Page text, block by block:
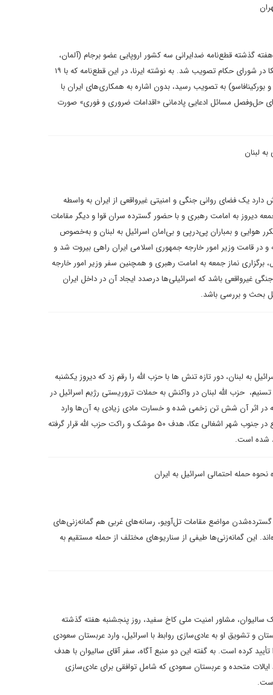
گذشته قطع‌نامه ضدایرانی سه کشور اروپایی عضو برجام (آلمان،
فرانسه و انگلستان) با حمایت سیاسی ایالات متحده آمریکا در شورای حکام تصویب شد. به نوشته ایرنا، در این قطع‌نامه که با ۱۹
و بورکینافاسو) به تصویب رسید، بدون اشاره به همکاری‌های ایران با
حل‌وفصل مسائل ادعایی پادمانی «اقدامات ضروری و فوری» صورت
لبنان
وعده صادق ۲، اسرائیل تلاش دارد یک فضای روانی جنگی و امنیتی غیرواقعی از ایران به واسطه
دیروز به امامت رهبری و با حضور گسترده سران قوا و دیگر مقامات
هوایی و بمباران پی‌در‌پی و بی‌امان اسرائیل به لبنان و به‌خصوص
در قامت وزیر امور خارجه جمهوری اسلامی ایران راهی بیروت شد و
برگزاری نماز جمعه به امامت رهبری و همچنین سفر وزیر امور خارجه
غیرواقعی باشد که اسرائیلی‌ها درصدد ایجاد آن در داخل ایران
بحث و بررسی باشد.
به لبنان، دور تازه تنش ها با حزب الله را رقم زد که دیروز یکشنبه
حزب الله لبنان در واکنش به حملات تروریستی رژیم اسرائیل در
که در اثر آن شش تن زخمی شده و خسارت مادی زیادی به آن‌ها وارد
شده است. در یک مورد از این حملات، شهرک کریوت واقع در جنوب شهر اشغالی عکا، هدف ۵۰ موشک و راکت حزب الله قرار گرفته
شده است.
حمله احتمالی اسرائیل به ایران
گسترده‌شدن مواضع مقامات تل‌آویو، رسانه‌های غربی هم گمانه‌زنی‌های
این گمانه‌زنی‌ها طیفی از سناریوهای مختلف از حمله مستقیم به
مشاور امنیت ملی کاخ سفید، روز پنجشنبه هفته گذشته
و تشویق او به عادی‌سازی روابط با اسرائیل، وارد عربستان سعودی
کرده است. به گفته این دو منبع آگاه، سفر آقای سالیوان با هدف
متحده و عربستان سعودی که شامل توافقی برای عادی‌سازی